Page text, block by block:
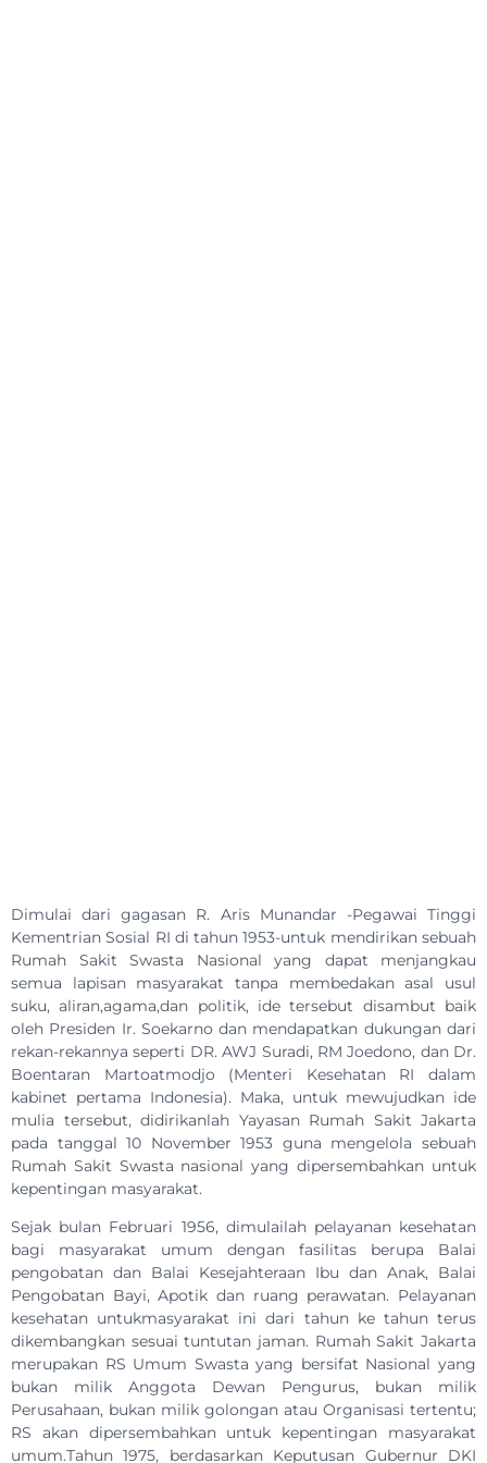
Dimulai dari gagasan R. Aris Munandar -Pegawai Tinggi
Kementrian Sosial RI di tahun 1953-untuk mendirikan sebuah
Rumah Sakit Swasta Nasional yang dapat menjangkau
semua lapisan masyarakat tanpa membedakan asal usul
suku, aliran,agama,dan politik, ide tersebut disambut baik
oleh Presiden Ir. Soekarno dan mendapatkan dukungan dari
rekan-rekannya seperti DR. AWJ Suradi, RM Joedono, dan Dr.
Boentaran Martoatmodjo (Menteri Kesehatan RI dalam
kabinet pertama Indonesia). Maka, untuk mewujudkan ide
mulia tersebut, didirikanlah Yayasan Rumah Sakit Jakarta
pada tanggal 10 November 1953 guna mengelola sebuah
Rumah Sakit Swasta nasional yang dipersembahkan untuk
kepentingan masyarakat.
Sejak bulan Februari 1956, dimulailah pelayanan kesehatan
bagi masyarakat umum dengan fasilitas berupa Balai
pengobatan dan Balai Kesejahteraan Ibu dan Anak, Balai
Pengobatan Bayi, Apotik dan ruang perawatan. Pelayanan
kesehatan untukmasyarakat ini dari tahun ke tahun terus
dikembangkan sesuai tuntutan jaman. Rumah Sakit Jakarta
merupakan RS Umum Swasta yang bersifat Nasional yang
bukan milik Anggota Dewan Pengurus, bukan milik
Perusahaan, bukan milik golongan atau Organisasi tertentu;
RS akan dipersembahkan untuk kepentingan masyarakat
umum.Tahun 1975, berdasarkan Keputusan Gubernur DKI